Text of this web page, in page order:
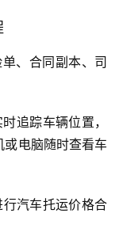
、合同副本、司
追踪车辆位置，
电脑随时查看车
汽车托运价格合